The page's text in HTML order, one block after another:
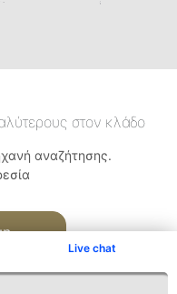
Live chat
στον κλάδο
αναζήτησης.